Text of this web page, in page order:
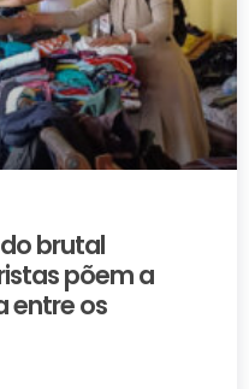
do brutal
põem a
entre os